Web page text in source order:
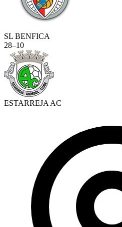
SL BENFICA
28–10
ESTARREJA AC